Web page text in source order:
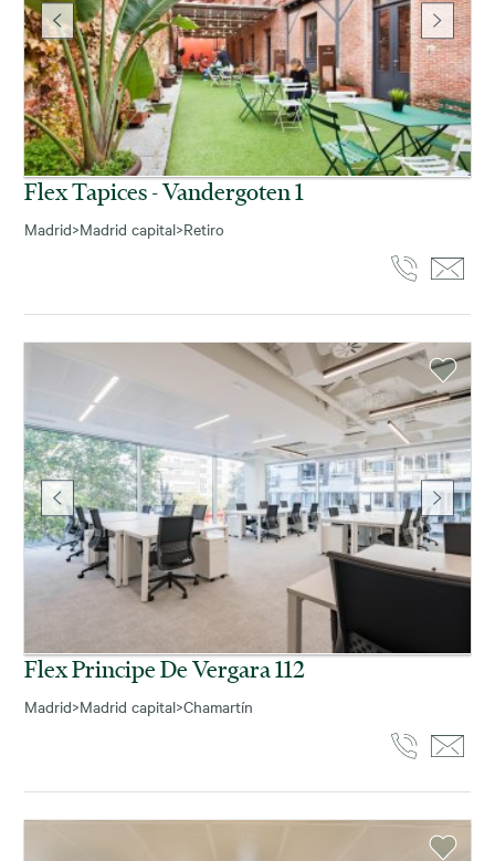
Flex Tapices - Vandergoten 1
Madrid>Madrid capital>Retiro
Flex Principe De Vergara 112
Madrid>Madrid capital>Chamartín